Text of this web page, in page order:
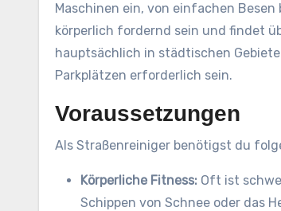
Maschinen ein, von einfachen
körperlich fordernd sein und findet
hauptsächlich in städtischen
Parkplätzen erforderlich sein.
Voraussetzungen
Als Straßenreiniger benötigst du
Körperliche Fitness: Oft ist
Schippen von Schnee oder das